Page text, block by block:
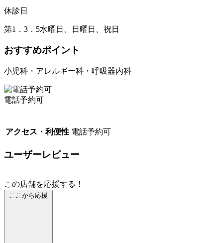
休診日
第1．3．5水曜日、日曜日、祝日
おすすめポイント
小児科・アレルギー科・呼吸器内科
電話予約可
アクセス・利便性 電話予約可
ユーザーレビュー
この店舗を応援する！
ここから応援